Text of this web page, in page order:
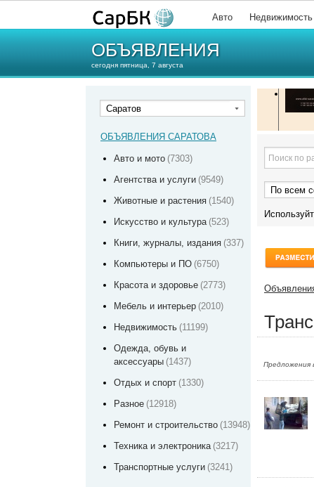
Авто Недвижимость
ОБЪЯВЛЕНИЯ
сегодня пятница, 7 августа
Саратов
ОБЪЯВЛЕНИЯ САРАТОВА
Авто и мото (7303)
Агентства и услуги (9549)
Животные и растения (1540)
Искусство и культура (523)
Книги, журналы, издания (337)
Компьютеры и ПО (6750)
Красота и здоровье (2773)
Мебель и интерьер (2010)
Недвижимость (11199)
Одежда, обувь и
аксессуары (1437)
Отдых и спорт (1330)
Разное (12918)
Ремонт и строительство (13948)
Техника и электроника (3217)
Транспортные услуги (3241)
По всем
Предложения